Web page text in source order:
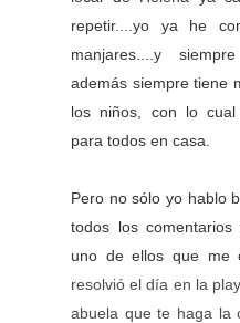
repetir....yo ya he
manjares....y
además siempre tiene
los niños, con lo cual
para todos en casa.
Pero no sólo yo hablo
todos los
uno de ellos que me
resolvió el día en la
abuela que te haga la